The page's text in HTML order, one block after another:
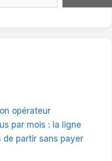
opérateur
par mois : la ligne
de partir sans payer